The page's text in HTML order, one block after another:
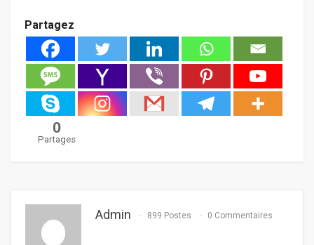
Partagez
0
Partages
Admin 899 Postes 0 Commentaires